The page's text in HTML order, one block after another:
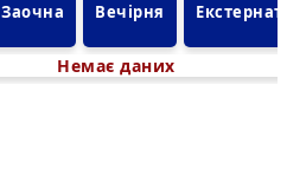
Заочна Вечірня
Немає даних